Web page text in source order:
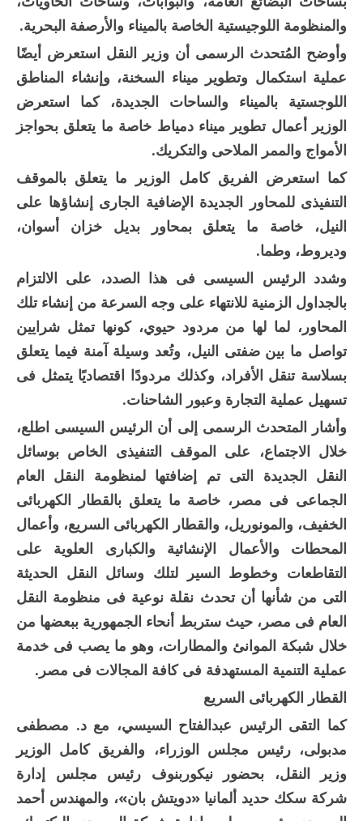
والمنظومة اللوجيستية الخاصة بالميناء والأرصفة البحرية.
وأوضح المُتحدث الرسمى أن وزير النقل استعرض أيضًا
عملية استكمال وتطوير ميناء السخنة، وإنشاء المناطق
اللوجستية بالميناء والساحات الجديدة، كما استعرض
الوزير أعمال تطوير ميناء دمياط خاصة ما يتعلق بحواجز
الأمواج والممر الملاحى والتكريك.
كما استعرض الفريق كامل الوزير ما يتعلق بالموقف
التنفيذى للمحاور الجديدة الإضافية الجارى إنشاؤها على
النيل، خاصة ما يتعلق بمحاور بديل خزان أسوان،
وديروط، وطما.
وشدد الرئيس السيسى فى هذا الصدد، على الالتزام
بالجداول الزمنية للانتهاء على وجه السرعة من إنشاء تلك
المحاور، لما لها من مردود حيوي، كونها تمثل شرايين
تواصل ما بين ضفتى النيل، وتُعد وسيلة آمنة فيما يتعلق
بسلاسة تنقل الأفراد، وكذلك مردودًا اقتصاديًا يتمثل فى
تسهيل عملية التجارة وعبور الشاحنات.
وأشار المتحدث الرسمى إلى أن الرئيس السيسى اطلع،
خلال الاجتماع، على الموقف التنفيذى الخاص بوسائل
النقل الجديدة التى تم إضافتها لمنظومة النقل العام
الجماعى فى مصر، خاصة ما يتعلق بالقطار الكهربائى
الخفيف، والمونوريل، والقطار الكهربائى السريع، وأعمال
المحطات والأعمال الإنشائية والكبارى العلوية على
التقاطعات وخطوط السير لتلك وسائل النقل الحديثة
التى من شأنها أن تحدث نقلة نوعية فى منظومة النقل
العام فى مصر، حيث ستربط أنحاء الجمهورية ببعضها من
خلال شبكة الموانئ والمطارات، وهو ما يصب فى خدمة
عملية التنمية المستهدفة فى كافة المجالات فى مصر.
القطار الكهربائى السريع
كما التقى الرئيس عبدالفتاح السيسي، مع د. مصطفى
مدبولى، رئيس مجلس الوزراء، والفريق كامل الوزير
وزير النقل، بحضور نيكوربنوف رئيس مجلس إدارة
شركة سكك حديد ألمانيا «دويتش بان»، والمهندس أحمد